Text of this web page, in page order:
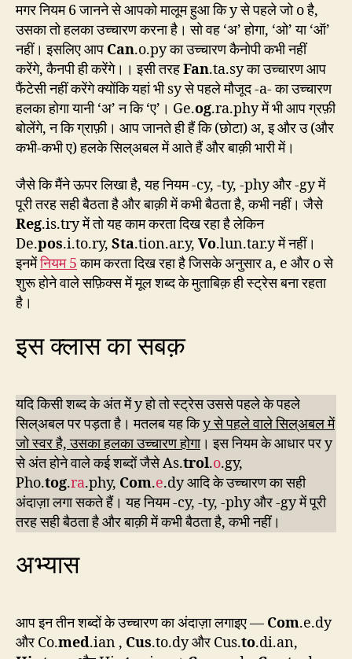
मगर नियम 6 जानने से आपको मालूम हुआ कि y से पहले जो o है,
उसका तो हलका उच्चारण करना है। सो वह ‘अ’ होगा, ‘ओ’ या ‘ऑ’
नहीं। इसलिए आप Can.o.py का उच्चारण कैनोपी कभी नहीं
करेंगे, कैनपी ही करेंगे।। इसी तरहFan.ta.sy का उच्चारण आप
फैंटेसी नहीं करेंगे क्योंकि यहां भी sy से पहले मौजूद -a- का उच्चारण
हलका होगा यानी ‘अ’ न कि ‘ए’। Ge.og.ra.phy में भी आप ग्रफ़ी
बोलेंगे, न कि ग्राफ़ी। आप जानते ही हैं कि (छोटा) अ, इ और उ (और
कभी-कभी ए) हलके सिल्अबल में आते हैं और बाक़ी भारी में।
जैसे कि मैंने ऊपर लिखा है, यह नियम -cy, -ty, -phy और -gy में
पूरी तरह सही बैठता है और बाक़ी में कभी बैठता है, कभी नहीं। जैसे
Reg.is.try में तो यह काम करता दिख रहा है लेकिन
De.pos.i.to.ry, Sta.tion.ar.y, Vo.lun.tar.y में नहीं।
इनमेंनियम 5काम करता दिख रहा है जिसके अनुसार a, e और o से
शुरू होने वाले सफ़िक्स में मूल शब्द के मुताबिक़ ही स्ट्रेस बना रहता
है।
इस क्लास का सबक़
यदि किसी शब्द के अंत में y हो तो स्ट्रेस उससे पहले के पहले
सिल्अबल पर पड़ता है। मतलब यह किy से पहले वाले सिल्अबल में
जो स्वर है, उसका हलका उच्चारण होगा। इस नियम के आधार पर y
से अंत होने वाले कई शब्दों जैसे As.trol.o.gy,
Pho.tog.ra.phy, Com.e.dy आदि के उच्चारण का सही
अंदाज़ा लगा सकते हैं। यह नियम -cy, -ty, -phy और -gy में पूरी
तरह सही बैठता है और बाक़ी में कभी बैठता है, कभी नहीं।
अभ्यास
आप इन तीन शब्दों के उच्चारण का अंदाज़ा लगाइए — Com.e.dy
और Co.med.ian , Cus.to.dy और Cus.to.di.an,